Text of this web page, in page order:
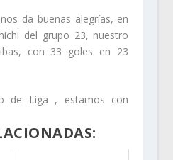
da buenas alegrías, en
del grupo 23, nuestro
con 33 goles en 23
de Liga , estamos con